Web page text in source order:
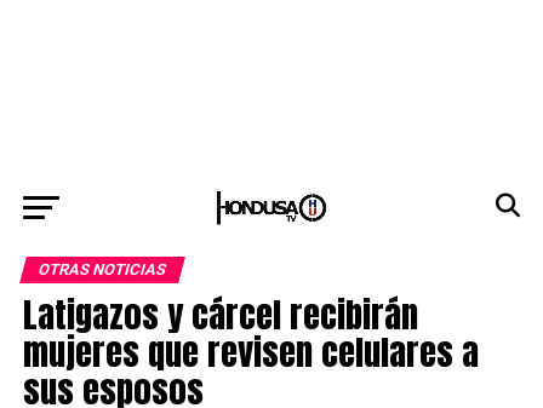
OTRAS NOTICIAS
Latigazos y cárcel recibirán
mujeres que revisen celulares a
sus esposos